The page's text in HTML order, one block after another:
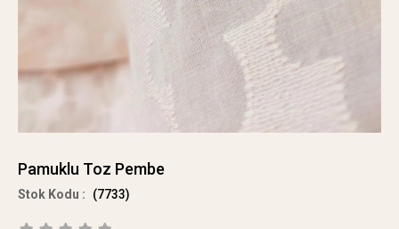
Pamuklu Toz Pembe
(7733)